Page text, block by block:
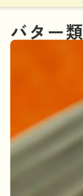
バター類